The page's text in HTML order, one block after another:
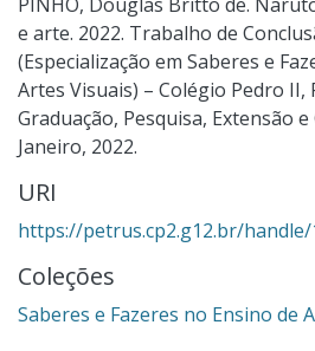
e arte. 2022. Trabalho de
(Especialização em Saberes e
Artes Visuais) – Colégio Pedro II,
Graduação, Pesquisa, Extensão
Janeiro, 2022.
URI
https://petrus.cp2.g12.br/handle/
Coleções
Saberes e Fazeres no Ensino de